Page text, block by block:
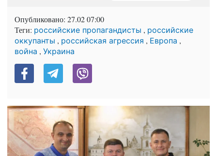
Опубликовано: 27.02 07:00
Теги: российские пропагандисты , российские
оккупанты , российская агрессия , Европа ,
война , Украина